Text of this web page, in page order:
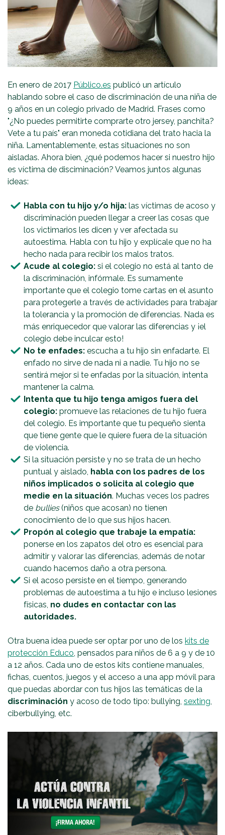
En enero de 2017 Público.es publicó un artículo
hablando sobre el caso de discriminación de una niña de
9 años en un colegio privado de Madrid. Frases como
"¿No puedes permitirte comprarte otro jersey, panchita?
Vete a tu país" eran moneda cotidiana del trato hacia la
niña. Lamentablemente, estas situaciones no son
aisladas. Ahora bien, ¿qué podemos hacer si nuestro hijo
es víctima de disciminación? Veamos juntos algunas
ideas:
Habla con tu hijo y/o hija: las víctimas de acoso y
discriminación pueden llegar a creer las cosas que
los victimarios les dicen y ver afectada su
autoestima. Habla con tu hijo y explícale que no ha
hecho nada para recibir los malos tratos.
Acude al colegio: si el colegio no está al tanto de
la discriminación, infórmale. Es sumamente
importante que el colegio tome cartas en el asunto
para protegerle a través de actividades para trabajar
la tolerancia y la promoción de diferencias. Nada es
más enriquecedor que valorar las diferencias y ¡el
colegio debe inculcar esto!
No te enfades: escucha a tu hijo sin enfadarte. El
enfado no sirve de nada ni a nadie. Tu hijo no se
sentirá mejor si te enfadas por la situación, intenta
mantener la calma.
Intenta que tu hijo tenga amigos fuera del
colegio: promueve las relaciones de tu hijo fuera
del colegio. Es importante que tu pequeño sienta
que tiene gente que le quiere fuera de la situación
de violencia.
Si la situación persiste y no se trata de un hecho
puntual y aislado, habla con los padres de los
niños implicados o solicita al colegio que
medie en la situación. Muchas veces los padres
de bullies(niños que acosan) no tienen
conocimiento de lo que sus hijos hacen.
Propón al colegio que trabaje la empatía:
ponerse en los zapatos del otro es esencial para
admitir y valorar las diferencias, además de notar
cuando hacemos daño a otra persona.
Si el acoso persiste en el tiempo, generando
problemas de autoestima a tu hijo e incluso lesiones
físicas, no dudes en contactar con las
autoridades.
Otra buena idea puede ser optar por uno de los kits de
protección Educo , pensados para niños de 6 a 9 y de 10
a 12 años. Cada uno de estos kits contiene manuales,
fichas, cuentos, juegos y el acceso a una app móvil para
que puedas abordar con tus hijos las temáticas de la
discriminación y acoso de todo tipo: bullying, sexting
ciberbullying, etc.